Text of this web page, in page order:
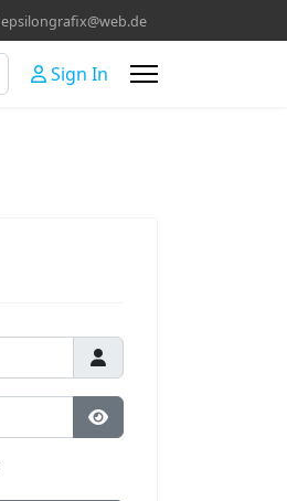
epsilongrafix@web.de
Sign In
Passwort anzeigen